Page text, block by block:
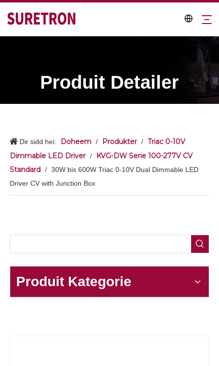
Produit Detailer
Dir sidd hei: Doheem / Produkter / Triac 0-10V
Dimmable LED Driver /
KVG-DW Serie 100-277V CV
Standard / 30W bis 600W Triac 0-10V Dual Dimmable LED
Driver CV with Junction Box
Produit Kategorie